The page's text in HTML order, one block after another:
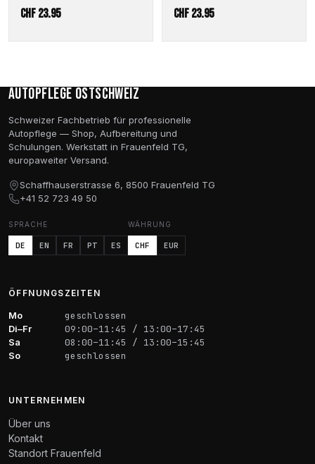
CHF23.95 CHF23.95
Autopflege Ostschweiz
Schweizer Fachbetrieb für professionelle
Autopflege — Shop, Aufbereitung und
Schulungen. Werkstatt in Frauenfeld TG,
europaweiter Versand.
Schaffhauserstrasse 6, 8500 Frauenfeld TG
+41 52 723 49 50
SPRACHE
DE EN FR PT ES
WÄHRUNG
CHF EUR
ÖFFNUNGSZEITEN
Mo geschlossen
Di–Fr 09:00–11:45 / 13:00–17:45
Sa 08:00–11:45 / 13:00–15:45
So geschlossen
UNTERNEHMEN
Über uns
Kontakt
Standort Frauenfeld